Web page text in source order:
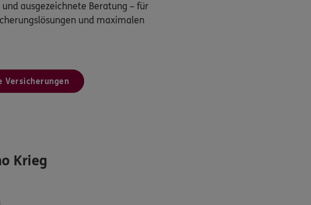
ausgezeichnete Beratung – für
und maximalen
Versicherungen
Krieg